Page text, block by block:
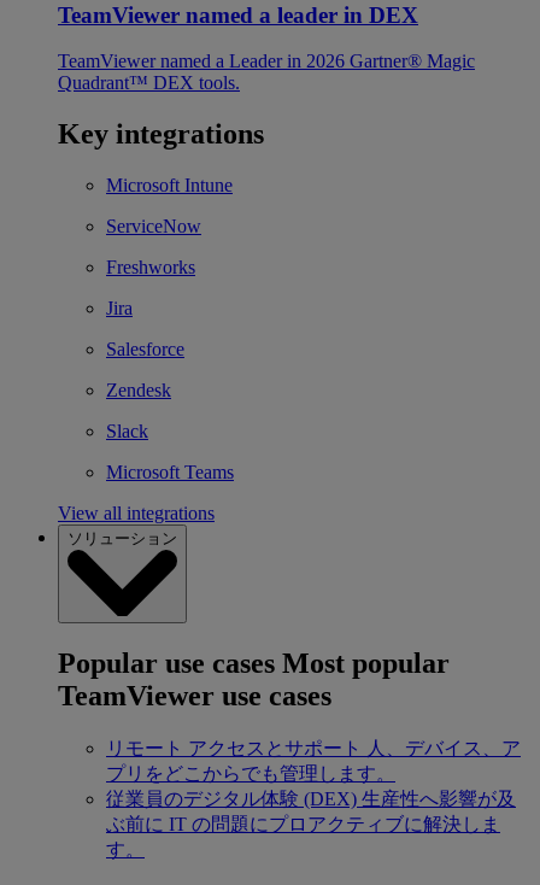
TeamViewer named a leader in DEX
TeamViewer named a Leader in 2026 Gartner® Magic
Quadrant™ DEX tools.
Key integrations
Microsoft Intune
ServiceNow
Freshworks
Jira
Salesforce
Zendesk
Slack
Microsoft Teams
View all integrations
ソリューション
Popular use cases Most popular
TeamViewer use cases
リモート アクセスとサポート
人、デバイス、ア
プリをどこからでも管理します。
従業員のデジタル体験 (DEX) 生産性へ影響が及
ぶ前に IT の問題にプロアクティブに解決しま
す。